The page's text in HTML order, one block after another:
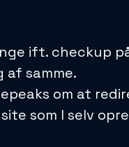
ift. checkup
samme.
om at
som I selv